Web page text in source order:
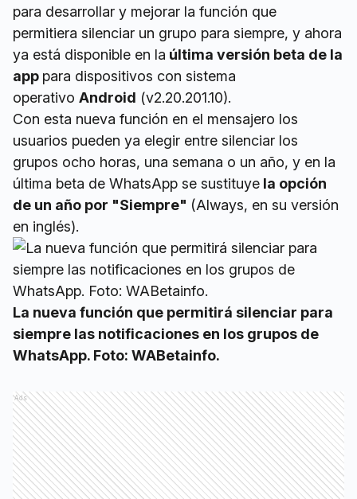
para desarrollar y mejorar la función que
permitiera silenciar un grupo para siempre, y ahora
ya está disponible en la última versión beta de la
app para dispositivos con sistema
operativo Android (v2.20.201.10).
Con esta nueva función en el mensajero los
usuarios pueden ya elegir entre silenciar los
grupos ocho horas, una semana o un año, y en la
última beta de WhatsApp se sustituye la opción
de un año por "Siempre" (Always, en su versión
en inglés).
La nueva función que permitirá silenciar para
siempre las notificaciones en los grupos de
WhatsApp. Foto: WABetainfo.
Ads